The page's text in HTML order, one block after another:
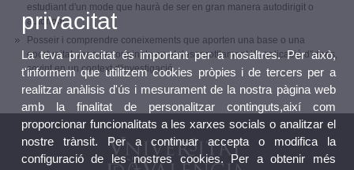
estudiant d'un mode que haurà de ser en gran manera autodirigit o
autònom.
Posseir i comprendre coneixements que aporten una base o una
oportunitat per a ser originals en el desenrotllament i/o aplicació d'idees,
sovint en un context d'investigació.
privacitat
La teva privacitat és important per a nosaltres. Per això,
t'informem que utilitzem cookies pròpies i de tercers per a
realitzar anàlisis d'ús i mesurament de la nostra pàgina web
amb la finalitat de personalitzar continguts,així com
proporcionar funcionalitats a les xarxes socials o analitzar el
nostre trànsit. Per a continuar accepta o modifica la
configuració de les nostres cookies. Per a obtenir més